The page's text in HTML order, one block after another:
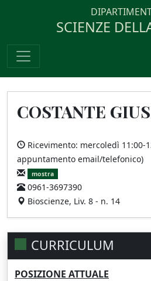
SCIENZE
COSTANTE
Ricevimento: mercoledì 11:00-
appuntamento email/telefonico)
mostra
0961-3697390
Bioscienze, Liv. 8 - n. 14
CURRICULUM
POSIZIONE ATTUALE